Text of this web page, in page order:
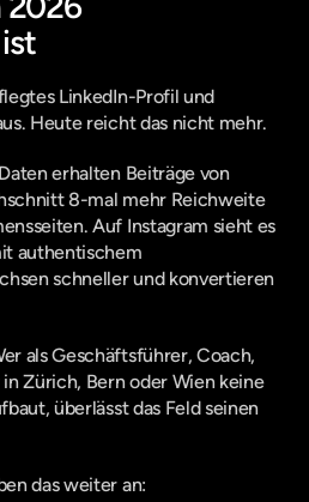
LinkedIn-Profil und
Heute reicht das nicht mehr.
erhalten Beiträge von
8-mal mehr Reichweite
Auf Instagram sieht es
authentischem
schneller und konvertieren
als Geschäftsführer, Coach,
Zürich, Bern oder Wien keine
überlässt das Feld seinen
das weiter an: